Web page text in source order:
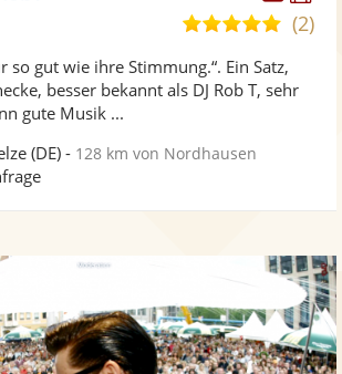
Fotos
5,0
5
(2)
so gut wie ihre Stimmung.“. Ein Satz,
besser bekannt als DJ Rob T, sehr
gute Musik ...
(DE) - 128 km von Nordhausen